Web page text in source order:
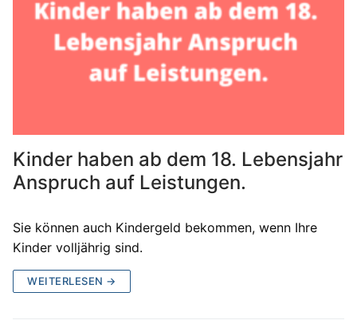
Kinder haben ab dem 18. Lebensjahr
Anspruch auf Leistungen.
Sie können auch Kindergeld bekommen, wenn Ihre
Kinder volljährig sind.
WEITERLESEN →